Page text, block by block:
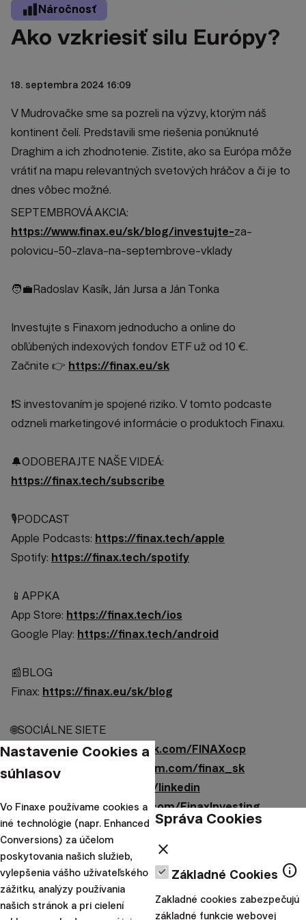
Náročnosť
Ako vzkriesiť silu Európy?
18. septembra 2024 16:09
V Mudrovačke sme sa pozreli na výzvy, ktorým náš
kontinent čelí. Predstavili sme riešenia ponúknuté
Draghim a ich zhodnotenie. Zistite, ako sa Európa môže
vrátiť na mapu relevantných svetových hráčov a či je to
dnes vôbec možné.
SEPTEMBROVÁ AKCIA:
https://www.finax.eu/sk/blog/investujte-za-
polovicu-50-zlava-na-septembrove-vklady
🧑‍💼Radoslav Kasík, Ján Jursa a Ján Tonka
Investujte s Finaxom jednoducho a online do
obľúbených indexových fondov ETF už od 10 €.
Začnite 👉 https://finax.eu/sk
❗S investovaním je spojené riziko. V tomto podcaste
odzneli marketingové informácie o produktoch Finaxu.
🔔ODOBERAJTE NAŠE VIDEÁ:
https://finax.tech/subscribe
🎙️PODCAST
Apple Podcasts: https://finax.tech/apple
Spotify: https://finax.tech/spotify
📱APPKA
App Store: https://finax.tech/ios
Google Play: https://finax.tech/android
📰BLOG
Finax: https://finax.eu/sk/blog
🌐SOCIÁLNE SIETE
Facebook:https://facebook.com/FINAXocp
Instagram:
https://instagram.com/finax_sk
https://finax.tech/linkedin
X (Twitter):https://twitter.com/FinaxInvesting
Upozornenie:Tento článok poskytuje
marketingové informácie o produktoch
spoločnosti Finax, o.c.p, a.s. S investovaním sa
spája riziko a
minulé výnosy nie sú zárukou
budúcich výnosov.
Spoznajte riziká, ktoré
Nastavenie Cookies a
súhlasov
Vo Finaxe používame cookies a
iné technológie (napr. Enhanced
Conversions) za účelom
poskytovania našich služieb,
vylepšenia vášho užívateľského
zážitku, analýzy používania
našich stránok a pri cielení
Správa Cookies
close
Základné Cookies info
Zakladné cookies zabezpečujú
základné funkcie webovej